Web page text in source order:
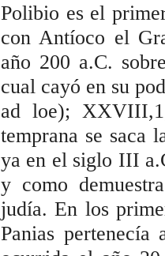
Polibio es el
con Antíoco el
año 200 a.C.
cual cayó en su
ad loe);
temprana se saca
ya en el siglo III
y como
judía. En los
Panias